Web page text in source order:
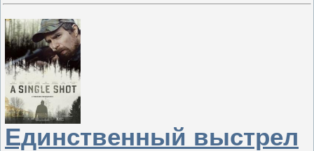
Единственный выстрел